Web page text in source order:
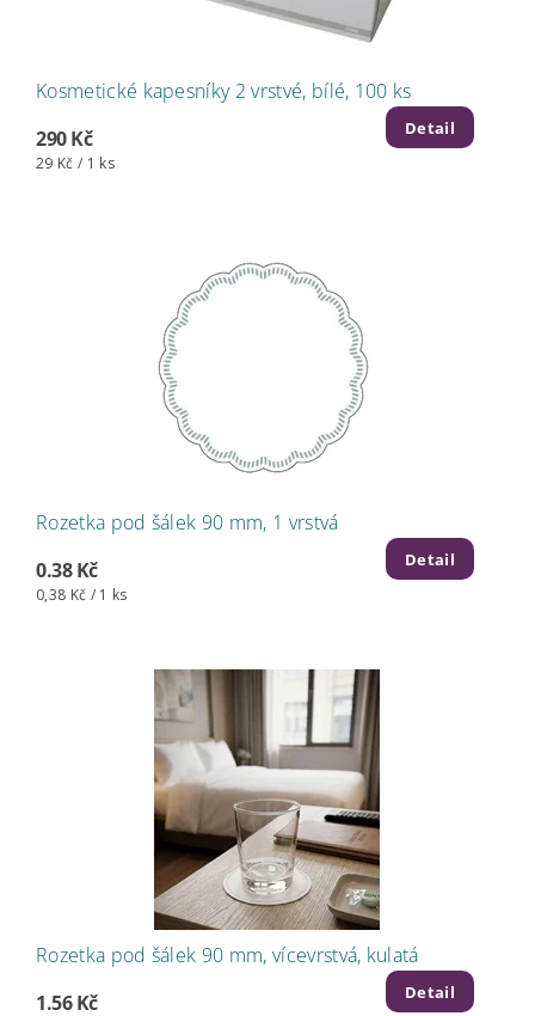
Kosmetické kapesníky 2 vrstvé, bílé, 100 ks
290 Kč
29 Kč / 1 ks
Detail
Rozetka pod šálek 90 mm, 1 vrstvá
0.38 Kč
0,38 Kč / 1 ks
Detail
Rozetka pod šálek 90 mm, vícevrstvá, kulatá
1.56 Kč
Detail